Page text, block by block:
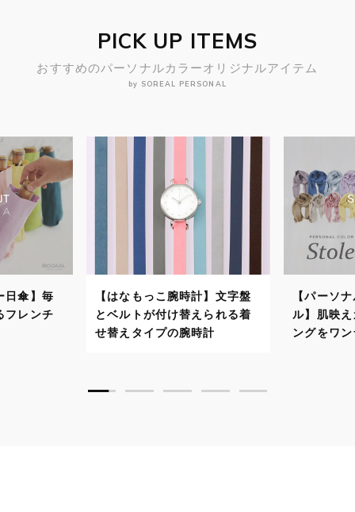
PICK UP ITEMS
おすすめのパーソナルカラーオリジナルアイテム
by SOREAL PERSONAL
日傘】毎
フレンチ
【はなもっこ腕時計】文字盤
とベルトが付け替えられる着
せ替えタイプの腕時計
【パーソ
ル】肌映
ングをワ